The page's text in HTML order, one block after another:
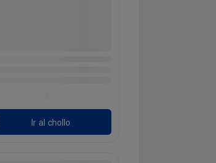
Ir al chollo